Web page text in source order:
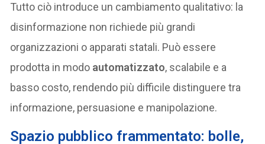
Tutto ciò introduce un cambiamento qualitativo: la
disinformazione non richiede più grandi
organizzazioni o apparati statali. Può essere
prodotta in modo automatizzato, scalabile e a
basso costo, rendendo più difficile distinguere tra
informazione, persuasione e manipolazione.
Spazio pubblico frammentato: bolle,